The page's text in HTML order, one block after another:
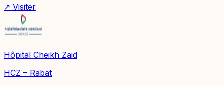
↗ Visiter
Hôpital Cheikh Zaid
HCZ – Rabat